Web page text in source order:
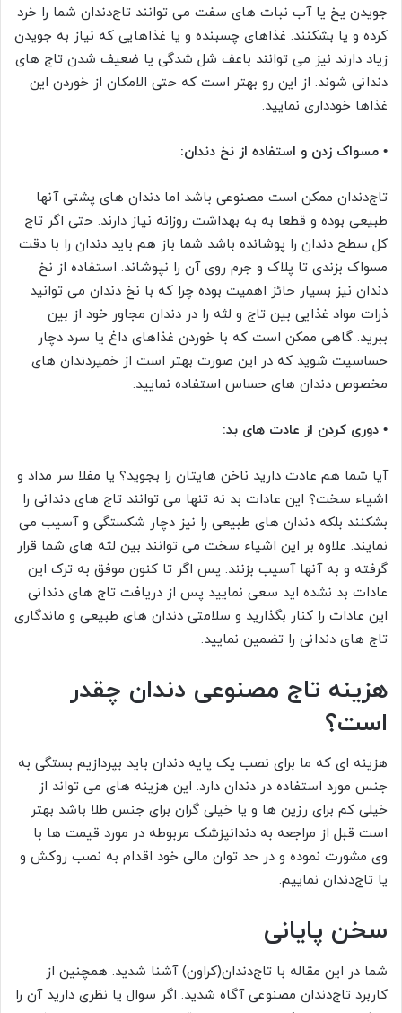
جویدن یخ یا آب نبات های سفت می توانند تاج‎‌دندان شما را خرد
کرده و یا بشکنند. غذاهای چسبنده و یا غذاهایی که نیاز به جویدن
زیاد دارند نیز می توانند باعف شل شدگی یا ضعیف شدن تاج های
دندانی شوند. از این رو بهتر است که حتی الامکان از خوردن این
غذاها خودداری نمایید.
• مسواک زدن و استفاده از نخ دندان:
تاج‌دندان ممکن است مصنوعی باشد اما دندان های پشتی آنها
طبیعی بوده و قطعا به به بهداشت روزانه نیاز دارند. حتی اگر تاج
کل سطح دندان را پوشانده باشد شما باز هم باید دندان را با دقت
مسواک بزندی تا پلاک و جرم روی آن را نپوشاند. استفاده از نخ
دندان نیز بسیار حائز اهمیت بوده چرا که با نخ دندان می توانید
ذرات مواد غذایی بین تاج و لثه را در دندان مجاور خود از بین
ببرید. گاهی ممکن است که با خوردن غذاهای داغ یا سرد دچار
حساسیت شوید که در این صورت بهتر است از خمیردندان های
مخصوص دندان های حساس استفاده نمایید.
• دوری کردن از عادت های بد:
آیا شما هم عادت دارید ناخن هایتان را بجوید؟ یا مفلا سر مداد و
اشیاء سخت؟ این عادات بد نه تنها می توانند تاج های دندانی را
بشکنند بلکه دندان های طبیعی را نیز دچار شکستگی و آسیب می
نمایند. علاوه بر این اشیاء سخت می توانند بین لثه های شما قرار
گرفته و به آنها آسیب بزنند. پس اگر تا کنون موفق به ترک این
عادات بد نشده اید سعی نمایید پس از دریافت تاج های دندانی
این عادات را کنار بگذارید و سلامتی دندان های طبیعی و ماندگاری
تاج های دندانی را تضمین نمایید.
هزینه تاج مصنوعی دندان چقدر
است؟
هزینه ای که ما برای نصب یک پایه دندان باید بپردازیم بستگی به
جنس مورد استفاده در دندان دارد. این هزینه های می تواند از
خیلی کم برای رزین ها و یا خیلی گران برای جنس طلا باشد بهتر
است قبل از مراجعه به دندانپزشک مربوطه در مورد قیمت ها با
وی مشورت نموده و در حد توان مالی خود اقدام به نصب روکش و
یا تاج‌دندان نماییم.
سخن پایانی
شما در این مقاله با تاج‌دندان(کراون) آشنا شدید. همچنین از
کاربرد تاج‌دندان مصنوعی آگاه شدید. اگر سوال یا نظری دارید آن را